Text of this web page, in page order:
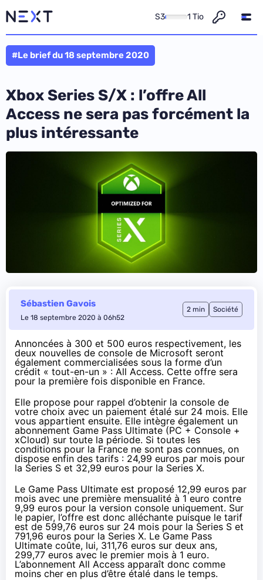
S3 1 Tio
#Le brief du 18 septembre 2020
Xbox Series S/X : l’offre All
Access ne sera pas forcément la
plus intéressante
Sébastien Gavois
Le 18 septembre 2020 à 06h52
2 min Société
Annoncées à 300 et 500 euros respectivement, les
deux nouvelles de console de Microsoft seront
également commercialisées sous la forme d’un
crédit « tout-en-un » : All Access. Cette offre sera
pour la première fois disponible en France.
Elle propose pour rappel d’obtenir la console de
votre choix avec un paiement étalé sur 24 mois. Elle
vous appartient ensuite. Elle intègre également un
abonnement Game Pass Ultimate (PC + Console +
xCloud) sur toute la période. Si toutes les
conditions pour la France ne sont pas connues, on
dispose enfin des tarifs : 24,99 euros par mois pour
la Series S et 32,99 euros pour la Series X.
Le Game Pass Ultimate est proposé 12,99 euros par
mois avec une première mensualité à 1 euro contre
9,99 euros pour la version console uniquement. Sur
le papier, l’offre est donc alléchante puisque le tarif
est de 599,76 euros sur 24 mois pour la Series S et
791,96 euros pour la Series X. Le Game Pass
Ultimate coûte, lui, 311,76 euros sur deux ans,
299,77 euros avec le premier mois à 1 euro.
L’abonnement All Access apparaît donc comme
moins cher en plus d’être étalé dans le temps.